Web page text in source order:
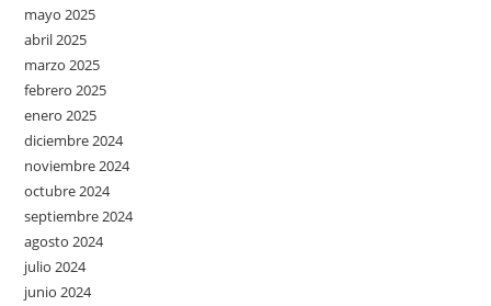
mayo 2025
abril 2025
marzo 2025
febrero 2025
enero 2025
diciembre 2024
noviembre 2024
octubre 2024
septiembre 2024
agosto 2024
julio 2024
junio 2024